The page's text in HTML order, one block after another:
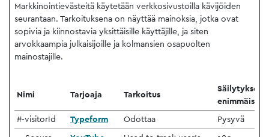
Markkinointievästeitä käytetään verkkosivustoilla kävijöiden
seurantaan. Tarkoituksena on näyttää mainoksia, jotka ovat
sopivia ja kiinnostavia yksittäisille käyttäjille, ja siten
arvokkaampia julkaisijoille ja kolmansien osapuolten
mainostajille.
Nimi Tarjoaja Tarkoitus
Säilytyksen
#-visitorId
Typeform Odottaa
Pysyvä